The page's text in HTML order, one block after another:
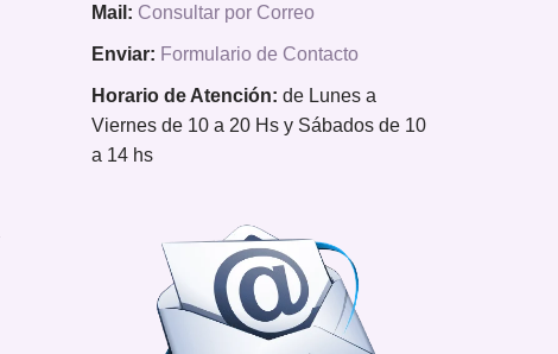
Mail: Consultar por Correo
Enviar: Formulario de Contacto
Horario de Atención: de Lunes a
Viernes de 10 a 20 Hs y Sábados de 10
a 14 hs